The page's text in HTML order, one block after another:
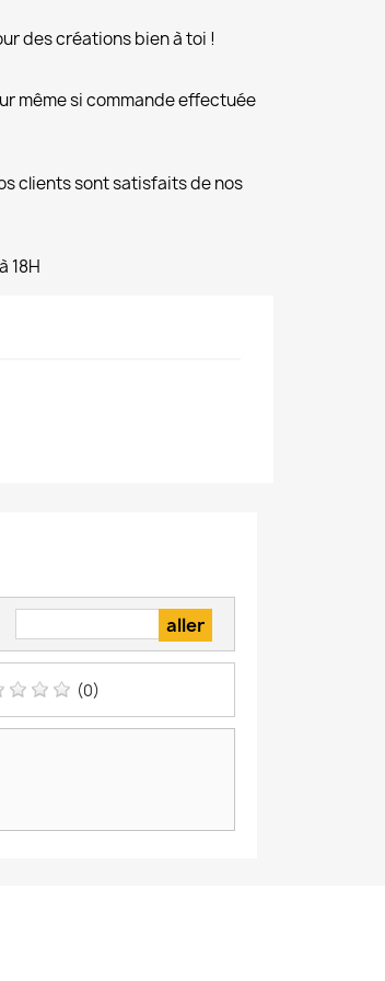
des créations bien à toi !
même si commande effectuée
clients sont satisfaits de nos
18H
(0)